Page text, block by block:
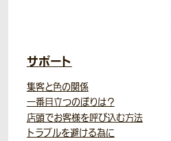
サポート
集客と色の関係
一番目立つのぼりは？
店頭でお客様を呼び込む方法
トラブルを避ける為に